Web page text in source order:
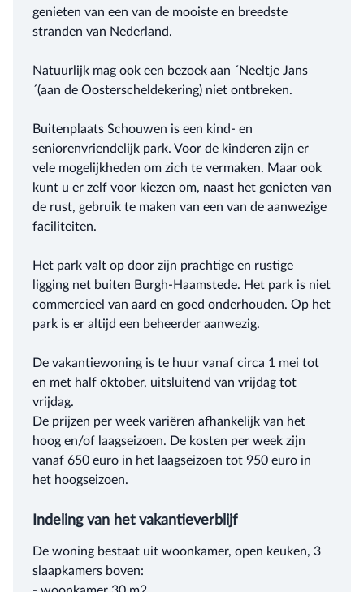
genieten van een van de mooiste en breedste
stranden van Nederland.
Natuurlijk mag ook een bezoek aan ´Neeltje Jans
´(aan de Oosterscheldekering) niet ontbreken.
Buitenplaats Schouwen is een kind- en
seniorenvriendelijk park. Voor de kinderen zijn er
vele mogelijkheden om zich te vermaken. Maar ook
kunt u er zelf voor kiezen om, naast het genieten van
de rust, gebruik te maken van een van de aanwezige
faciliteiten.
Het park valt op door zijn prachtige en rustige
ligging net buiten Burgh-Haamstede. Het park is niet
commercieel van aard en goed onderhouden. Op het
park is er altijd een beheerder aanwezig.
De vakantiewoning is te huur vanaf circa 1 mei tot
en met half oktober, uitsluitend van vrijdag tot
vrijdag.
De prijzen per week variëren afhankelijk van het
hoog en/of laagseizoen. De kosten per week zijn
vanaf 650 euro in het laagseizoen tot 950 euro in
het hoogseizoen.
Indeling van het vakantieverblijf
De woning bestaat uit woonkamer, open keuken, 3
slaapkamers boven: